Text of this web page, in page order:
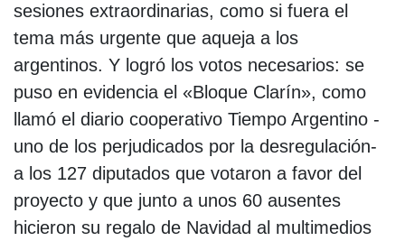
sesiones extraordinarias, como si fuera el
tema más urgente que aqueja a los
argentinos. Y logró los votos necesarios: se
puso en evidencia el «Bloque Clarín», como
llamó el diario cooperativo Tiempo Argentino -
uno de los perjudicados por la desregulación-
a los 127 diputados que votaron a favor del
proyecto y que junto a unos 60 ausentes
hicieron su regalo de Navidad al multimedios